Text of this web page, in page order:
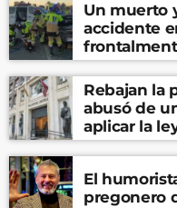
Un muerto
accidente
Rebajan la
abusó de
aplicar la
El
pregonero